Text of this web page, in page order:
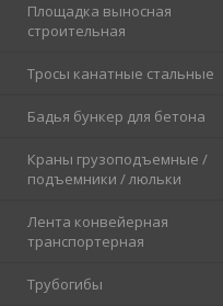
Площадка выносная
строительная
Тросы канатные стальные
Бадья бункер для бетона
Краны грузоподъемные /
подъемники / люльки
Лента конвейерная
транспортерная
Трубогибы